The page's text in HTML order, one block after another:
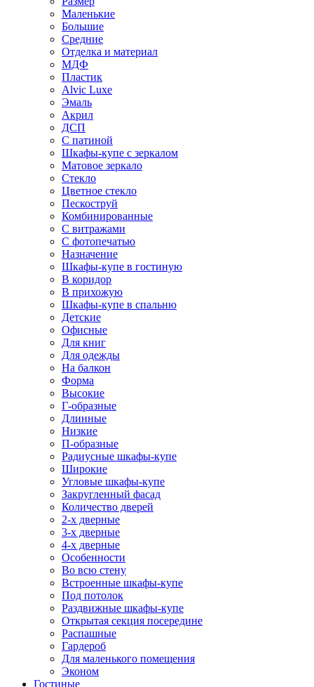
Маленькие
Большие
Средние
Отделка и материал
МДФ
Пластик
Alvic Luxe
Эмаль
Акрил
ДСП
С патиной
Шкафы-купе с зеркалом
Матовое зеркало
Стекло
Цветное стекло
Пескоструй
Комбинированные
С витражами
С фотопечатью
Назначение
Шкафы-купе в гостиную
В коридор
В прихожую
Шкафы-купе в спальню
Детские
Офисные
Для книг
Для одежды
На балкон
Форма
Высокие
Г-образные
Длинные
Низкие
П-образные
Радиусные шкафы-купе
Широкие
Угловые шкафы-купе
Закругленный фасад
Количество дверей
2-х дверные
3-х дверные
4-х дверные
Особенности
Во всю стену
Встроенные шкафы-купе
Под потолок
Раздвижные шкафы-купе
Открытая секция посередине
Распашные
Гардероб
Для маленького помещения
Эконом
Гостиные